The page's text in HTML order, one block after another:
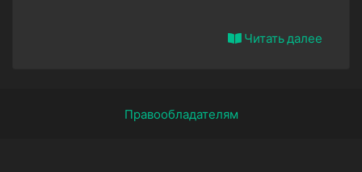
Читать далее
Правообладателям